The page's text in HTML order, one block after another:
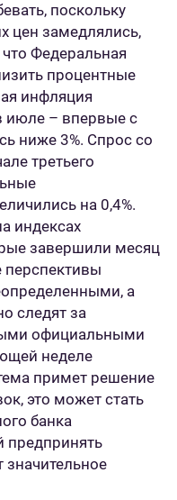
поскольку
цен замедлялись,
Федеральная
процентные
инфляция
июле – впервые с
ниже 3%. Спрос со
третьего
на 0,4%.
индексах
завершили месяц
а
следят за
официальными
неделе
примет решение
это может стать
банка
предпринять
значительное